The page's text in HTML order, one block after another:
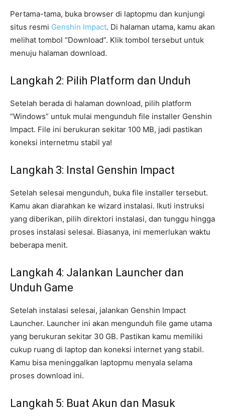
Pertama-tama, buka browser di laptopmu dan kunjungi
situs resmi Genshin Impact. Di halaman utama, kamu akan
melihat tombol “Download”. Klik tombol tersebut untuk
menuju halaman download.
Langkah 2: Pilih Platform dan Unduh
Setelah berada di halaman download, pilih platform
“Windows” untuk mulai mengunduh file installer Genshin
Impact. File ini berukuran sekitar 100 MB, jadi pastikan
koneksi internetmu stabil ya!
Langkah 3: Instal Genshin Impact
Setelah selesai mengunduh, buka file installer tersebut.
Kamu akan diarahkan ke wizard instalasi. Ikuti instruksi
yang diberikan, pilih direktori instalasi, dan tunggu hingga
proses instalasi selesai. Biasanya, ini memerlukan waktu
beberapa menit.
Langkah 4: Jalankan Launcher dan
Unduh Game
Setelah instalasi selesai, jalankan Genshin Impact
Launcher. Launcher ini akan mengunduh file game utama
yang berukuran sekitar 30 GB. Pastikan kamu memiliki
cukup ruang di laptop dan koneksi internet yang stabil.
Kamu bisa meninggalkan laptopmu menyala selama
proses download ini.
Langkah 5: Buat Akun dan Masuk